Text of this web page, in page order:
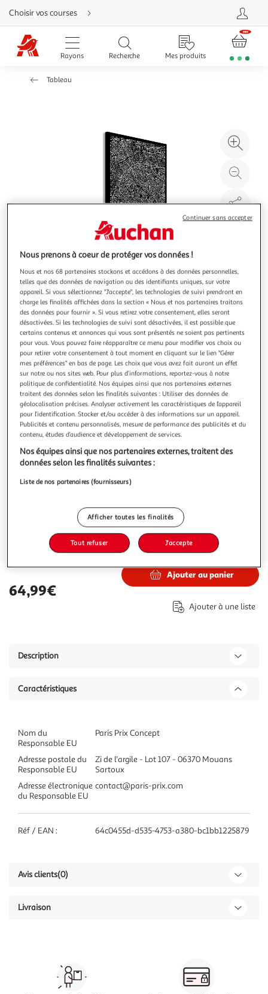
Aller
directement
au
contenu
Aller
directement
Aller
Choisir vos courses
Rayons Recherche Mes produits
Tableau
à
100
le
Illustration
précédente
Illustration
suivante
PARIS PRIX
Tableau Imprimé Dark Map of Paris
Informations Techniques : Matière : Structure : Bois (Pin)
Revêtement : Toile Intissée Spécificités : Format :
Rectangulaire Tableau imprimée sur toile Impression Full
HD Haute Résolution 360 dpi Garantie une parfaite netteté
et profondeur des couleurs Protection UV pour une
résistance au soleil Ch
En savoir +
Vendu par Paris Prix
Couleur
Multicolore
Taille
40 x 60 cm
Plus d'options
Vendu parParis Prix 64,99€
64,99€
Ajouter au panier
Ajouter à une liste
Description
Caractéristiques
Nom du
Responsable EU
Paris Prix Concept
Adresse postale du
Responsable EU
Zi de l'argile - Lot 107 - 06370 Mouans
Sartoux
Adresse électronique
du Responsable EU
contact@paris-prix.com
Réf / EAN : 64c0455d-d535-4753-a380-bc1bb1225879
Avis clients(0)
Livraison
Nous prenons à coeur de protéger vos données !
Nous et nos 68 partenaires stockons et accédons à des données personnelles,
telles que des données de navigation ou des identifiants uniques, sur votre
appareil. Si vous sélectionnez "J'accepte", les technologies de suivi prendront en
charge les finalités affichées dans la section « Nous et nos partenaires traitons
des données pour fournir ». Si vous retirez votre consentement, elles seront
désactivées. Si les technologies de suivi sont désactivées, il est possible que
certains contenus et annonces qui vous sont présentés ne soient pas pertinents
pour vous. Vous pouvez faire réapparaître ce menu pour modifier vos choix ou
pour retirer votre consentement à tout moment en cliquant sur le lien "Gérer
mes préférences" en bas de page. Les choix que vous avez fait auront un effet
sur notre ou nos sites web. Pour plus d’informations, reportez-vous à notre
politique de confidentialité. Nos équipes ainsi que nos partenaires externes
traitent des données selon les finalités suivantes : Utiliser des données de
géolocalisation précises. Analyser activement les caractéristiques de l’appareil
pour l’identification. Stocker et/ou accéder à des informations sur un appareil.
Publicités et contenu personnalisés, mesure de performance des publicités et du
contenu, études d’audience et développement de services.
Nos équipes ainsi que nos partenaires externes, traitent des
données selon les finalités suivantes :
Liste de nos partenaires (fournisseurs)
Afficher toutes les finalités
Tout refuser J'accepte
Continuer sans accepter